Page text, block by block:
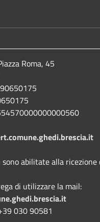
Roma, 45
sono abilitate alla ricezione
di utilizzare la mail:
030 90581